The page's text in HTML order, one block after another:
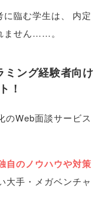
に臨む学生は、
内定
ません……。
ミング経験者向け
！
のWeb面談サービス
自のノウハウや対策
大手・メガベンチャ